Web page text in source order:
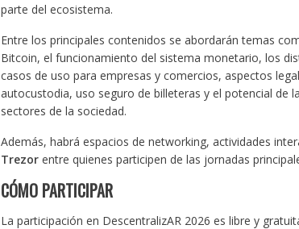
parte del ecosistema.
Entre los principales contenidos se abordarán temas
Bitcoin, el funcionamiento del sistema monetario, los
casos de uso para empresas y comercios, aspectos
autocustodia, uso seguro de billeteras y el potencial de
sectores de la sociedad.
Además, habrá espacios de networking, actividades
Trezorentre quienes participen de las jornadas
CÓMO PARTICIPAR
La participación en DescentralizAR 2026 es libre y